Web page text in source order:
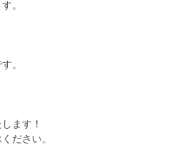
。
。
ます！
ださい。